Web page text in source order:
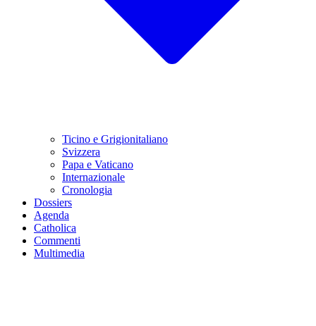
Ticino e Grigionitaliano
Svizzera
Papa e Vaticano
Internazionale
Cronologia
Dossiers
Agenda
Catholica
Commenti
Multimedia